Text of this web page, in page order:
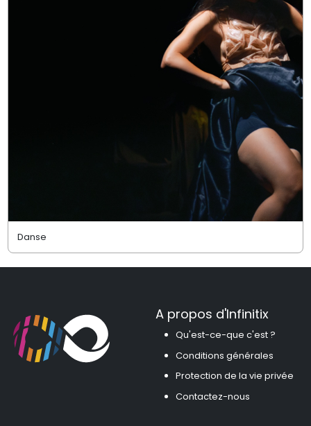
Danse
A propos d'Infinitix
Qu'est-ce-que c'est ?
Conditions générales
Protection de la vie privée
Contactez-nous